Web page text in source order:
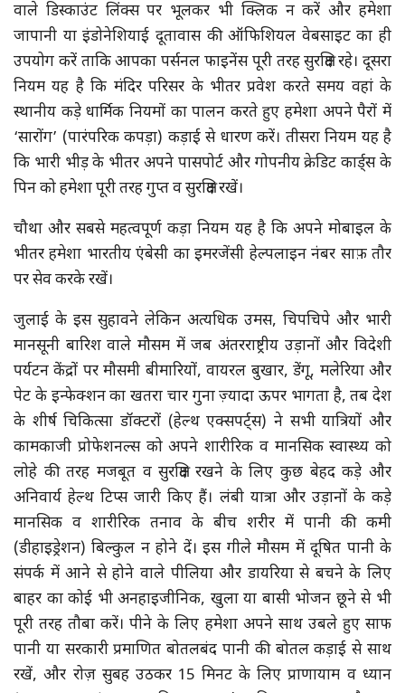
वाले डिस्काउंट लिंक्स पर भूलकर भी क्लिक न करें और हमेशा
जापानी या इंडोनेशियाई दूतावास की ऑफिशियल वेबसाइट का ही
उपयोग करें ताकि आपका पर्सनल फाइनेंस पूरी तरह सुरक्षित रहे। दूसरा
नियम यह है कि मंदिर परिसर के भीतर प्रवेश करते समय वहां के
स्थानीय कड़े धार्मिक नियमों का पालन करते हुए हमेशा अपने पैरों में
‘सारोंग’ (पारंपरिक कपड़ा) कड़ाई से धारण करें। तीसरा नियम यह है
कि भारी भीड़ के भीतर अपने पासपोर्ट और गोपनीय क्रेडिट कार्ड्स के
पिन को हमेशा पूरी तरह गुप्त व सुरक्षित रखें।
चौथा और सबसे महत्वपूर्ण कड़ा नियम यह है कि अपने मोबाइल के
भीतर हमेशा भारतीय एंबेसी का इमरजेंसी हेल्पलाइन नंबर साफ़ तौर
पर सेव करके रखें।
जुलाई के इस सुहावने लेकिन अत्यधिक उमस, चिपचिपे और भारी
मानसूनी बारिश वाले मौसम में जब अंतरराष्ट्रीय उड़ानों और विदेशी
पर्यटन केंद्रों पर मौसमी बीमारियों, वायरल बुखार, डेंगू, मलेरिया और
पेट के इन्फेक्शन का खतरा चार गुना ज़्यादा ऊपर भागता है, तब देश
के शीर्ष चिकित्सा डॉक्टरों (हेल्थ एक्सपर्ट्स) ने सभी यात्रियों और
कामकाजी प्रोफेशनल्स को अपने शारीरिक व मानसिक स्वास्थ्य को
लोहे की तरह मजबूत व सुरक्षित रखने के लिए कुछ बेहद कड़े और
अनिवार्य हेल्थ टिप्स जारी किए हैं। लंबी यात्रा और उड़ानों के कड़े
मानसिक व शारीरिक तनाव के बीच शरीर में पानी की कमी
(डीहाइड्रेशन) बिल्कुल न होने दें। इस गीले मौसम में दूषित पानी के
संपर्क में आने से होने वाले पीलिया और डायरिया से बचने के लिए
बाहर का कोई भी अनहाइजीनिक, खुला या बासी भोजन छूने से भी
पूरी तरह तौबा करें। पीने के लिए हमेशा अपने साथ उबले हुए साफ
पानी या सरकारी प्रमाणित बोतलबंद पानी की बोतल कड़ाई से साथ
रखें, और रोज़ सुबह उठकर 15 मिनट के लिए प्राणायाम व ध्यान